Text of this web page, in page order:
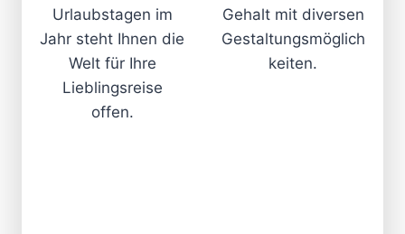
Urlaubstagen im
Jahr steht Ihnen die
Welt für Ihre
Lieblingsreise
offen.
Gehalt mit diversen
Gestaltungsmöglich
keiten.